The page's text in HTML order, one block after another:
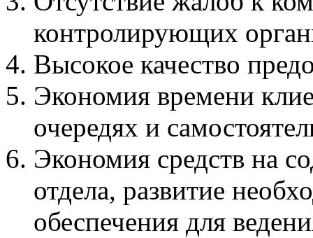
контролирующих
Высокое качество
Экономия времени
очередях и
Экономия средств на
отдела, развитие
обеспечения для